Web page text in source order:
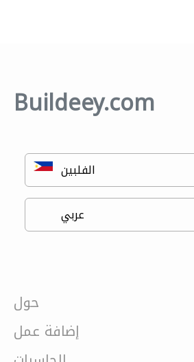
Buildeey.com
حول
إضافة عمل